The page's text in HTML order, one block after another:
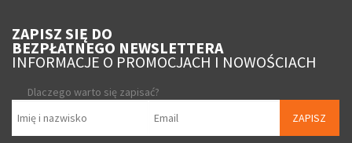
ZAPISZ SIĘ DO
BEZPŁATNEGO NEWSLETTERA
INFORMACJE O PROMOCJACH I NOWOŚCIACH
Dlaczego warto się zapisać?
ZAPISZ